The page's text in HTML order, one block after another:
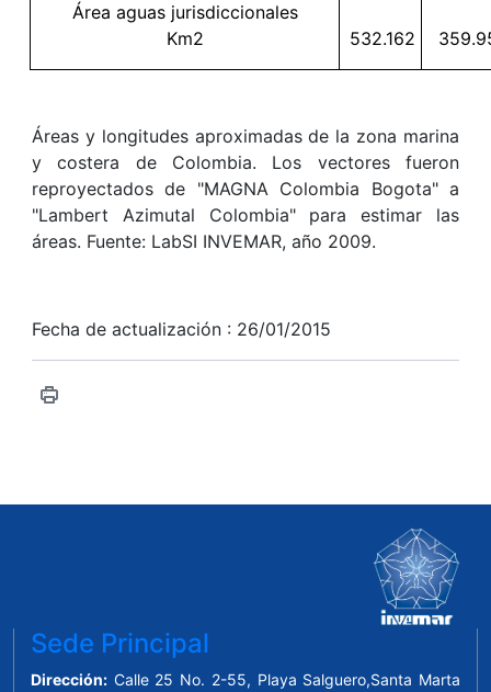
Área aguas jurisdiccionales
Km2
532.162
Áreas y longitudes aproximadas de la zona marina
y costera de Colombia. Los vectores fueron
reproyectados de "MAGNA Colombia Bogota" a
"Lambert Azimutal Colombia" para estimar las
áreas. Fuente: LabSI INVEMAR, año 2009.
Fecha de actualización : 26/01/2015
Sede Principal
Dirección: Calle 25 No. 2-55, Playa Salguero,Santa Marta